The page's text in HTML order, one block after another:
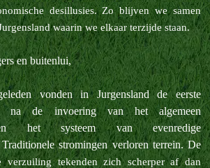
desillusies. Zo blijven we samen
waarin we elkaar terzijde staan.
en buitenlui,
vonden in Jurgensland de eerste
na de invoering van het algemeen
en het systeem van evenredige
stromingen verloren terrein. De
verzuiling tekenden zich scherper af dan